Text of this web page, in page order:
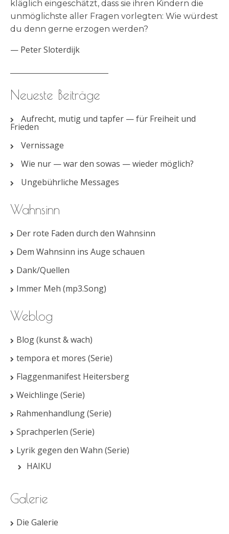
kläglich eingeschätzt, dass sie ihren Kindern die
unmöglichste aller Fragen vorlegten: Wie würdest
du denn gerne erzogen werden?
— Peter Sloterdijk
Neueste Beiträge
Aufrecht, mutig und tapfer — für Freiheit und
Frieden
Vernissage
Wie nur — war den sowas — wieder möglich?
Ungebührliche Messages
Wahnsinn
Der rote Faden durch den Wahnsinn
Dem Wahnsinn ins Auge schauen
Dank/Quellen
Immer Meh (mp3.Song)
Weblog
Blog (kunst & wach)
tempora et mores (Serie)
Flaggenmanifest Heitersberg
Weichlinge (Serie)
Rahmenhandlung (Serie)
Sprachperlen (Serie)
Lyrik gegen den Wahn (Serie)
HAIKU
Galerie
Die Galerie